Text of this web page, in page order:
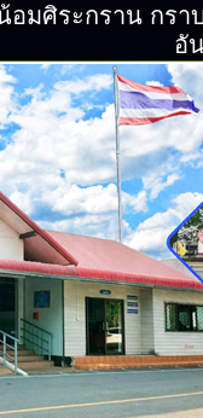
อมศิระกราน ก
อั